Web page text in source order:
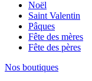
Noël
Saint Valentin
Pâques
Fête des mères
Fête des pères
Nos boutiques